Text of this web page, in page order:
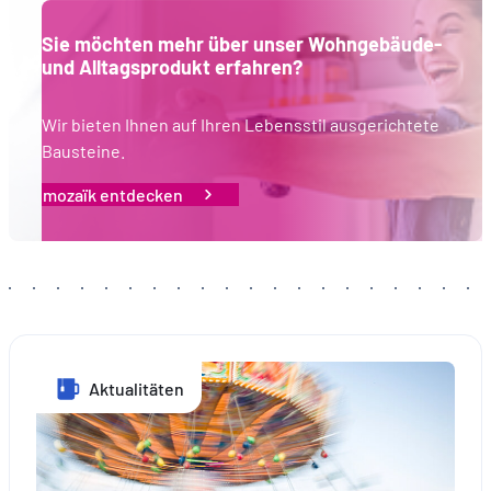
Sie möchten mehr über unser Wohngebäude-
und Alltagsprodukt erfahren?
Wir bieten Ihnen auf Ihren Lebensstil ausgerichtete
Bausteine.
mozaïk entdecken
Aktualitäten